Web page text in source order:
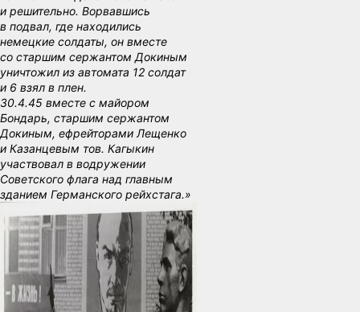
и решительно. Ворвавшись
в подвал, где находились
немецкие солдаты, он вместе
со старшим сержантом Докиным
уничтожил из автомата 12 солдат
и 6 взял в плен.
30.4.45 вместе с майором
Бондарь, старшим сержантом
Докиным, ефрейторами Лещенко
и Казанцевым тов. Кагыкин
участвовал в водружении
Советского флага над главным
зданием Германского рейхстага.»